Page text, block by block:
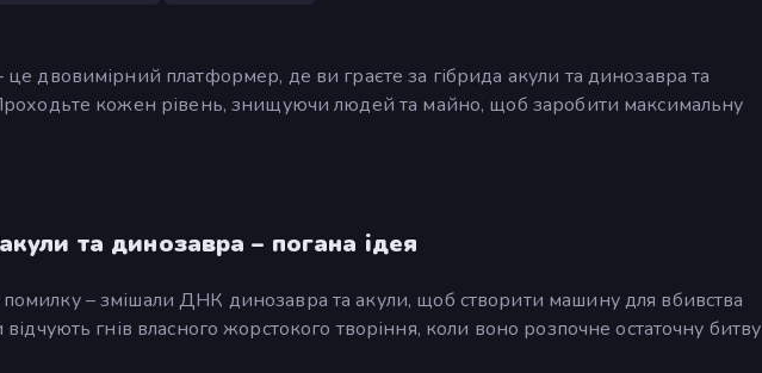
двовимірний платформер, де ви граєте за гібрида акули та динозавра та
кожен рівень, знищуючи людей та майно, щоб заробити максимальну
та динозавра – погана ідея
– змішали ДНК динозавра та акули, щоб створити машину для вбивства
гнів власного жорстокого творіння, коли воно розпочне остаточну битву